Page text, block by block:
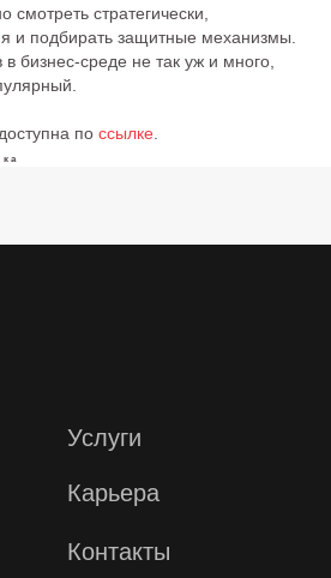
стратегически,
и подбирать защитные механизмы.
бизнес-среде не так уж и много,
по ссылке